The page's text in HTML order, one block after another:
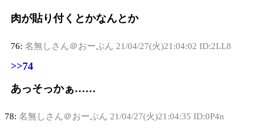
肉が貼り付くとかなんとか
76: 名無しさん＠おーぷん 21/04/27(火)21:04:02 ID:2LL8
>>74
あっそっかぁ……
78: 名無しさん＠おーぷん 21/04/27(火)21:04:35 ID:0P4n